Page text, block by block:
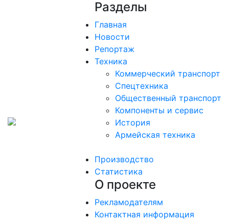
Разделы
Главная
Новости
Репортаж
Техника
Коммерческий транспорт
Спецтехника
Общественный транспорт
Компоненты и сервис
История
Армейская техника
Производство
Статистика
О проекте
Рекламодателям
Контактная информация